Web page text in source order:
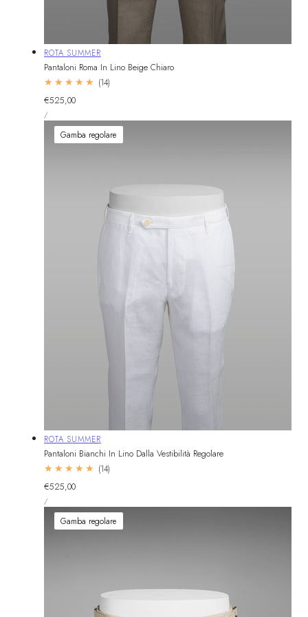
Fornitore:
ROTA SUMMER
Pantaloni Roma In Lino Beige Chiaro
(14)14
Prezzo
normale
€525,00
UNITARIO
/PER
Gamba regolare
Fornitore:
ROTA SUMMER
Pantaloni Bianchi In Lino Dalla Vestibilità Regolare
(14)14
Prezzo
normale
€525,00
UNITARIO
/PER
Gamba regolare